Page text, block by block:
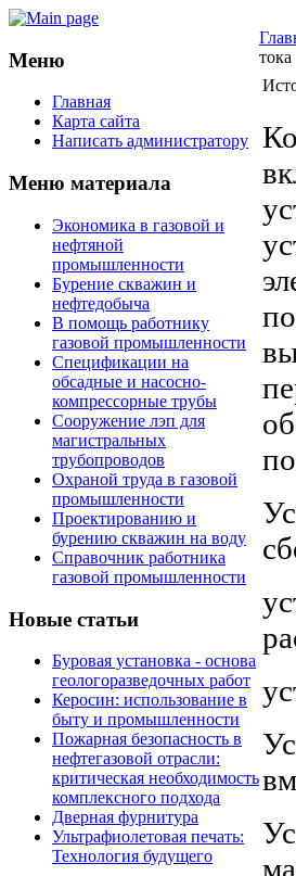
Меню
Главная
Карта сайта
Написать администратору
Меню материала
Экономика в газовой и
нефтяной
промышленности
Бурение скважин и
нефтедобыча
В помощь работнику
газовой промышленности
Спецификации на
обсадные и насосно-
компрессорные трубы
Сооружение лэп для
магистральных
трубопроводов
Охраной труда в газовой
промышленности
Проектированию и
бурению скважин на воду
Справочник работника
газовой промышленности
Новые статьи
Буровая установка - основа
геологоразведочных работ
Керосин: использование в
быту и промышленности
Пожарная безопасность в
нефтегазовой отрасли:
критическая необходимость
комплексного подхода
Дверная фурнитура
Ультрафиолетовая печать:
Технология будущего
тока